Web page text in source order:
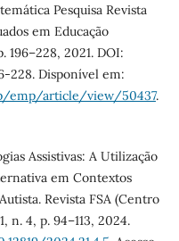
Pesquisa Revista
em Educação
196–228, 2021. DOI:
228. Disponível em:
emp/article/view/50437.
Assistivas: A Utilização
em Contextos
Revista FSA (Centro
n. 4, p. 94–113, 2024.